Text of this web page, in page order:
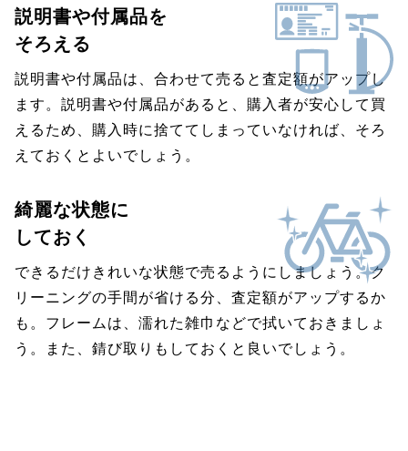
説明書や付属品を
そろえる
説明書や付属品は、合わせて売ると査定額がアップし
ます。説明書や付属品があると、購入者が安心して買
えるため、購入時に捨ててしまっていなければ、そろ
えておくとよいでしょう。
綺麗な状態に
しておく
できるだけきれいな状態で売るようにしましょう。ク
リーニングの手間が省ける分、査定額がアップするか
も。フレームは、濡れた雑巾などで拭いておきましょ
う。また、錆び取りもしておくと良いでしょう。